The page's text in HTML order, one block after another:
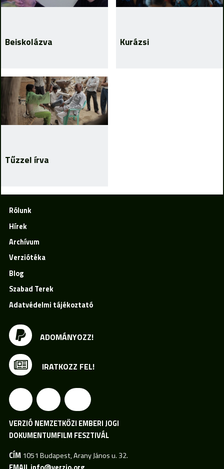
Beiskolázva Kurázsi
Tűzzel írva
VERZIÓ NEMZETKÖZI EMBERI JOGI
DOKUMENTUMFILM FESZTIVÁL
CÍM 1051 Budapest, Arany János u. 32.
ADOMÁNYOZZ!
IRATKOZZ FEL!
Rólunk
Hírek
Archívum
Verziótéka
Blog
Szabad Terek
Adatvédelmi tájékoztató